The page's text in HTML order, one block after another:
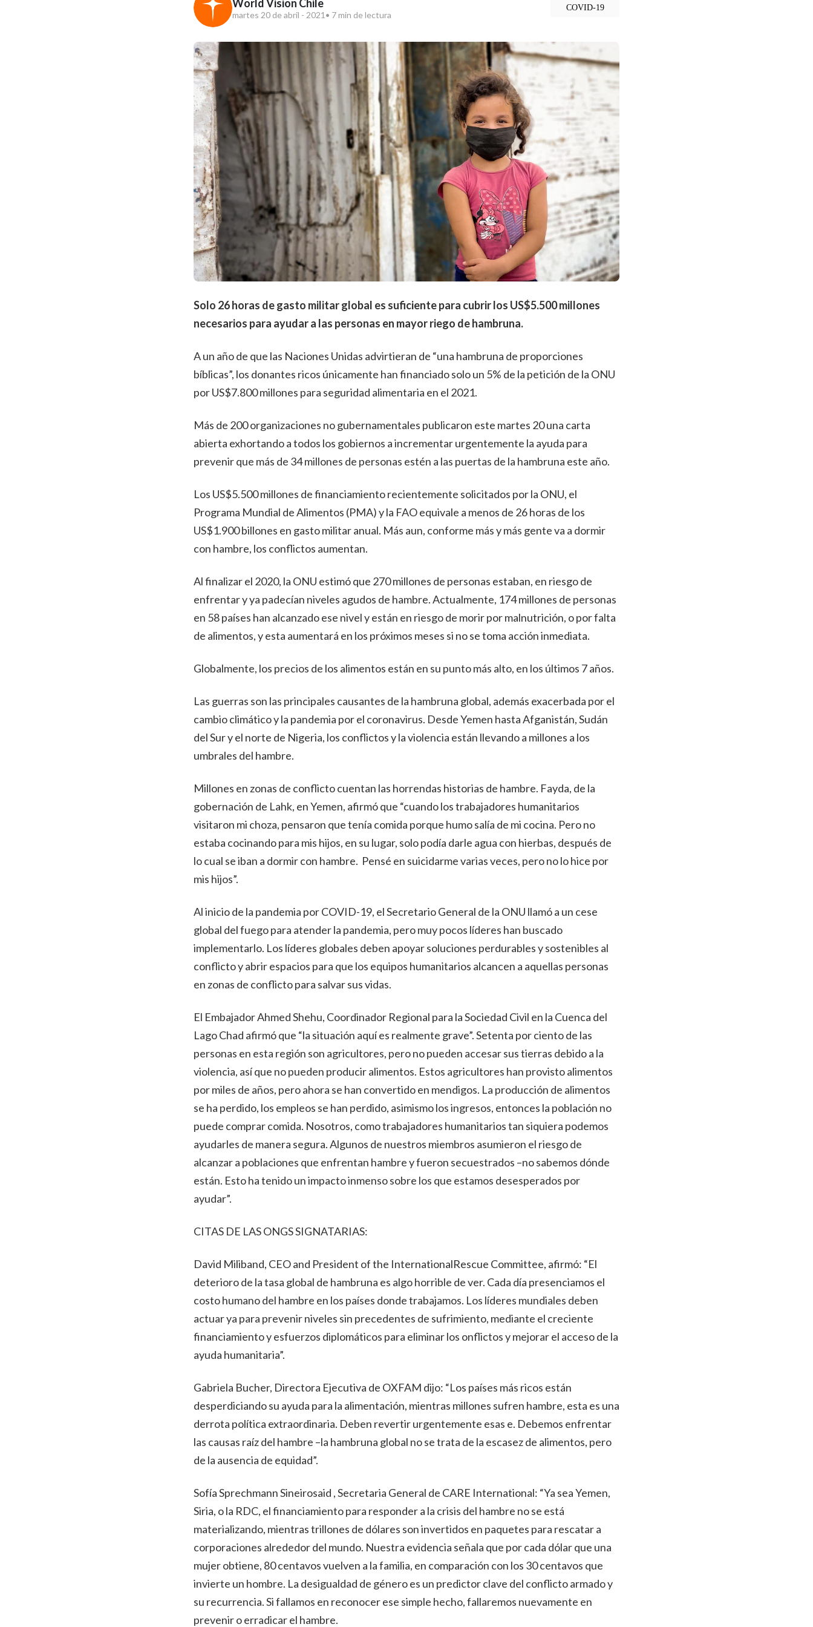
World Vision Chile
martes 20 de abril - 2021 • 7 min de lectura
COVID-19
Solo 26 horas de gasto militar global es suficiente para cubrir los US$5.500 millones
necesarios para ayudar a las personas en mayor riego de hambruna.
A un año de que las Naciones Unidas advirtieran de “una hambruna de proporciones
bíblicas”, los donantes ricos únicamente han financiado solo un 5% de la petición de la ONU
por US$7.800 millones para seguridad alimentaria en el 2021.
Más de 200 organizaciones no gubernamentales publicaron este martes 20 una carta
abierta exhortando a todos los gobiernos a incrementar urgentemente la ayuda para
prevenir que más de 34 millones de personas estén a las puertas de la hambruna este año.
Los US$5.500 millones de financiamiento recientemente solicitados por la ONU, el
Programa Mundial de Alimentos (PMA) y la FAO equivale a menos de 26 horas de los
US$1.900 billones en gasto militar anual. Más aun, conforme más y más gente va a dormir
con hambre, los conflictos aumentan.
Al finalizar el 2020, la ONU estimó que 270 millones de personas estaban, en riesgo de
enfrentar y ya padecían niveles agudos de hambre. Actualmente, 174 millones de personas
en 58 países han alcanzado ese nivel y están en riesgo de morir por malnutrición, o por falta
de alimentos, y esta aumentará en los próximos meses si no se toma acción inmediata.
Globalmente, los precios de los alimentos están en su punto más alto, en los últimos 7 años.
Las guerras son las principales causantes de la hambruna global, además exacerbada por el
cambio climático y la pandemia por el coronavirus. Desde Yemen hasta Afganistán, Sudán
del Sur y el norte de Nigeria, los conflictos y la violencia están llevando a millones a los
umbrales del hambre.
Millones en zonas de conflicto cuentan las horrendas historias de hambre. Fayda, de la
gobernación de Lahk, en Yemen, afirmó que “cuando los trabajadores humanitarios
visitaron mi choza, pensaron que tenía comida porque humo salía de mi cocina. Pero no
estaba cocinando para mis hijos, en su lugar, solo podía darle agua con hierbas, después de
lo cual se iban a dormir con hambre. Pensé en suicidarme varias veces, pero no lo hice por
mis hijos”.
Al inicio de la pandemia por COVID-19, el Secretario General de la ONU llamó a un cese
global del fuego para atender la pandemia, pero muy pocos líderes han buscado
implementarlo. Los líderes globales deben apoyar soluciones perdurables y sostenibles al
conflicto y abrir espacios para que los equipos humanitarios alcancen a aquellas personas
en zonas de conflicto para salvar sus vidas.
El Embajador Ahmed Shehu, Coordinador Regional para la Sociedad Civil en la Cuenca del
Lago Chad afirmó que “la situación aquí es realmente grave”. Setenta por ciento de las
personas en esta región son agricultores, pero no pueden accesar sus tierras debido a la
violencia, así que no pueden producir alimentos. Estos agricultores han provisto alimentos
por miles de años, pero ahora se han convertido en mendigos. La producción de alimentos
se ha perdido, los empleos se han perdido, asimismo los ingresos, entonces la población no
puede comprar comida. Nosotros, como trabajadores humanitarios tan siquiera podemos
ayudarles de manera segura. Algunos de nuestros miembros asumieron el riesgo de
alcanzar a poblaciones que enfrentan hambre y fueron secuestrados –no sabemos dónde
están. Esto ha tenido un impacto inmenso sobre los que estamos desesperados por
ayudar”.
CITAS DE LAS ONGS SIGNATARIAS:
David Miliband, CEO and President of the InternationalRescue Committee, afirmó: “El
deterioro de la tasa global de hambruna es algo horrible de ver. Cada día presenciamos el
costo humano del hambre en los países donde trabajamos. Los líderes mundiales deben
actuar ya para prevenir niveles sin precedentes de sufrimiento, mediante el creciente
financiamiento y esfuerzos diplomáticos para eliminar los onflictos y mejorar el acceso de la
ayuda humanitaria”.
Gabriela Bucher, Directora Ejecutiva de OXFAM dijo: “Los países más ricos están
desperdiciando su ayuda para la alimentación, mientras millones sufren hambre, esta es una
derrota política extraordinaria. Deben revertir urgentemente esas e. Debemos enfrentar
las causas raíz del hambre –la hambruna global no se trata de la escasez de alimentos, pero
de la ausencia de equidad”.
Sofía Sprechmann Sineirosaid , Secretaria General de CARE International: “Ya sea Yemen,
Siria, o la RDC, el financiamiento para responder a la crisis del hambre no se está
materializando, mientras trillones de dólares son invertidos en paquetes para rescatar a
corporaciones alrededor del mundo. Nuestra evidencia señala que por cada dólar que una
mujer obtiene, 80 centavos vuelven a la familia, en comparación con los 30 centavos que
invierte un hombre. La desigualdad de género es un predictor clave del conflicto armado y
su recurrencia. Si fallamos en reconocer ese simple hecho, fallaremos nuevamente en
prevenir o erradicar el hambre.